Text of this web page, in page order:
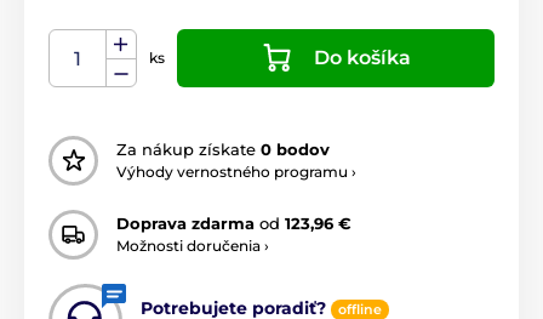
ks Do košíka
Za nákup získate 0 bodov
Výhody vernostného programu ›
Doprava zdarma od 123,96 €
Možnosti doručenia ›
Potrebujete poradiť? offline